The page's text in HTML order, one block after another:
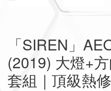
「SIREN」
(2019) 大燈+
套組｜頂級熱